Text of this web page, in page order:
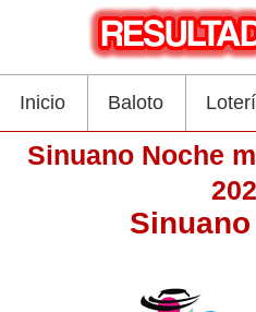
Inicio Baloto
Sinuano Noche